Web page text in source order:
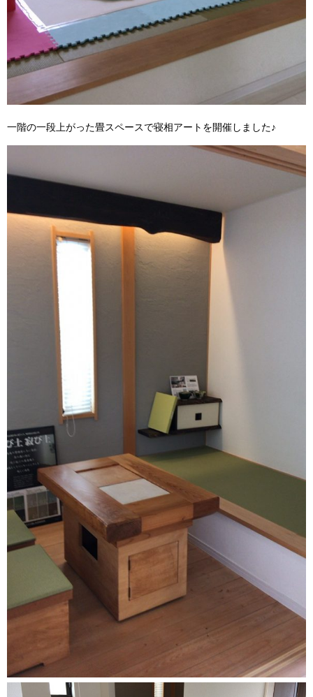
一階の一段上がった畳スペースで寝相アートを開催しました♪